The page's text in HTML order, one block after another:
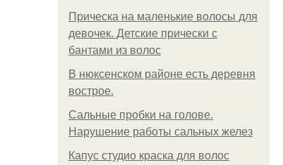
Прическа на маленькие волосы для
девочек. Детские прически с
бантами из волос
В нюксенском районе есть деревня
вострое.
Сальные пробки на голове.
Нарушение работы сальных желез
Капус студио краска для волос